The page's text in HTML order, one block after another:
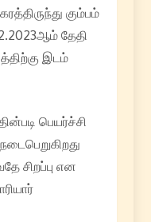
கும்பம்
தேதி
இடம்
பெயர்ச்சி
சிறப்பு என